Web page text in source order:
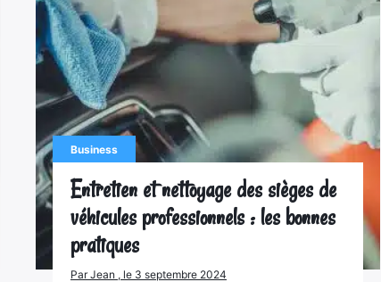
Business
Entretien et nettoyage des sièges de
véhicules professionnels : les bonnes
pratiques
Par Jean , le 3 septembre 2024